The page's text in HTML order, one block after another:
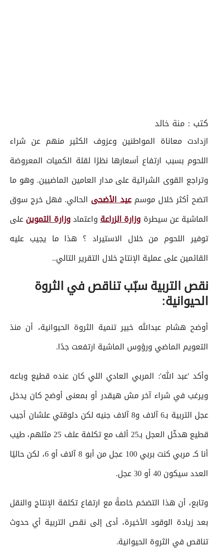
كتب : منة خالد
ازدادت معاناة المواطنين وعزوف الكثير منهم عن شراء
اللحوم بسبب ارتفاع أسعارها نظرًا لقلة الكميات المعروضة
وتراجع القوى الشرائية على مدار العامين الماضيين. وهو ما
اتضح أكثر خلال موسمعيد الأضحى الحالي. فهل خرج سوق
الماشية عن سيطرة وزارة الزراعةواعتمادوزارة التموينعلى
توفير اللحوم من خلال الاستيراد ؟ هذا ما يجيب عليه
القائمين على عملية الإنتاج خلال التقرير التالي..
نقص التربية سبّب تناقص في الثروة
الحيوانية:
أوضح هشام عبدالله خبير تنمية الثروة الحيوانية، أن منذ
التعويم الماضي ورؤوس الماشية ارتفعت جدًا.
وأكد 'عبد الله': المربي العادي اللي كان عنده قطيع وباعه
ويرغب في شراء آخر مش هيقدر أو بمعنى أوضح كان يدخل
عجل التربية بـ6 آلاف و8 آلاف جنيه لكن دلوقتي علشان أجيب
قطيع هدخّل العجل بـ25 ألف مع تكلفة علف 25 مثلهم، طيب
أنا كـ مربي كنت بربي 100 عجل من أبو 8 آلاف أو 6، لكن حاليًا
العدد سيكون 40 أو 30 عجل.
وتابع، أن هذا التضخم خاصةً مع ارتفاع تكلفة الإنتاج والنقل
بعد زيادة الوقود الأخيرة، أدى إلى نقص التربية أي حدوث
تناقص في الثروة الحيوانية.